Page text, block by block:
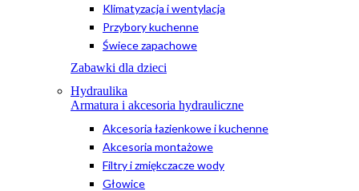
Klimatyzacja i wentylacja
Przybory kuchenne
Świece zapachowe
Zabawki dla dzieci
Hydraulika
Armatura i akcesoria hydrauliczne
Akcesoria łazienkowe i kuchenne
Akcesoria montażowe
Filtry i zmiękczacze wody
Głowice